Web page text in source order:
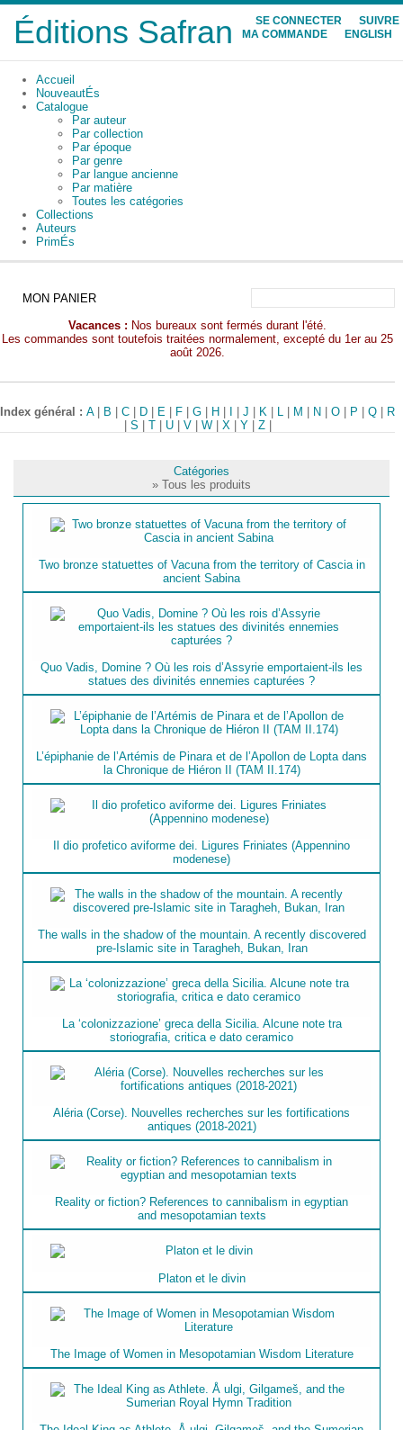
Éditions Safran SE CONNECTER
SUIVRE
MA COMMANDE
ENGLISH
Accueil
NouveautÉs
Catalogue
Par auteur
Par collection
Par époque
Par genre
Par langue ancienne
Par matière
Toutes les catégories
Collections
Auteurs
PrimÉs
MON PANIER
Vacances : Nos bureaux sont fermés durant l'été.
Les commandes sont toutefois traitées normalement, excepté du 1er au 25
août 2026.
Index général :A| B |C D E F |G H |J K L M N |O P |Q
R
S T| U| V| W| X| Y| Z|
Catégories
» Tous les produits
Two bronze statuettes of Vacuna from the territory of Cascia in
ancient Sabina
Quo Vadis, Domine ? Où les rois d’Assyrie emportaient-ils les
statues des divinités ennemies capturées ?
L’épiphanie de l’Artémis de Pinara et de l’Apollon de Lopta dans
la Chronique de Hiéron II (TAM II.174)
Il dio profetico aviforme dei. Ligures Friniates (Appennino
modenese)
The walls in the shadow of the mountain. A recently discovered
pre-Islamic site in Taragheh, Bukan, Iran
La ‘colonizzazione’ greca della Sicilia. Alcune note tra
storiografia, critica e dato ceramico
Aléria (Corse). Nouvelles recherches sur les fortifications
antiques (2018-2021)
Reality or fiction? References to cannibalism in egyptian
and mesopotamian texts
Platon et le divin
The Image of Women in Mesopotamian Wisdom Literature